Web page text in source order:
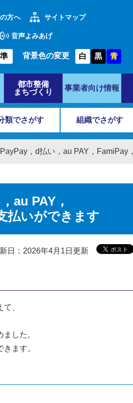
方へ サイトマップ
音声よみあげ
背景色の変更 白 黒 青
都市整備
まちづくり
事業者向け情報
類でさがす 組織でさがす
，d払い，au PAY，
au PAY，
払いができます
日：2026年4月1日更新
、
した。
ます。